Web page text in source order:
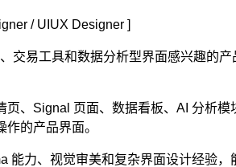
/ UIUX Designer ]
交易工具和数据分析型界面感兴趣的
页、Signal 页面、数据看板、AI 分析
的产品界面。
能力、视觉审美和复杂界面设计经验